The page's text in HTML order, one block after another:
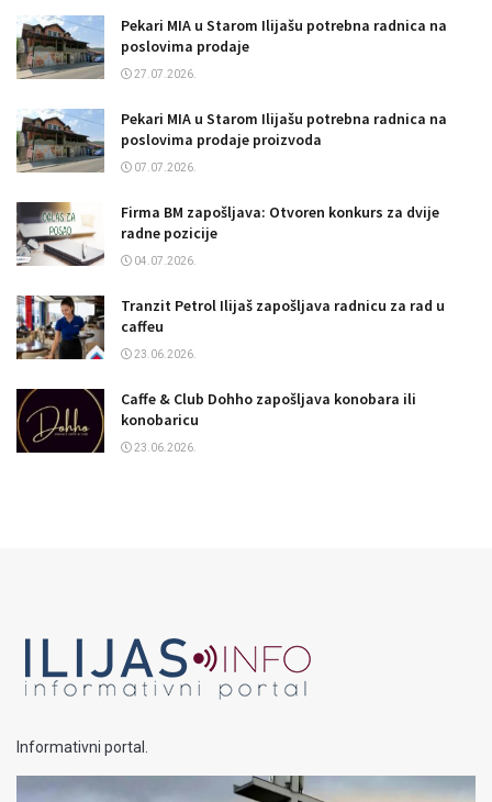
Pekari MIA u Starom Ilijašu potrebna radnica na
poslovima prodaje
27.07.2026.
Pekari MIA u Starom Ilijašu potrebna radnica na
poslovima prodaje proizvoda
07.07.2026.
Firma BM zapošljava: Otvoren konkurs za dvije
radne pozicije
04.07.2026.
Tranzit Petrol Ilijaš zapošljava radnicu za rad u
caffeu
23.06.2026.
Caffe & Club Dohho zapošljava konobara ili
konobaricu
23.06.2026.
Informativni portal.